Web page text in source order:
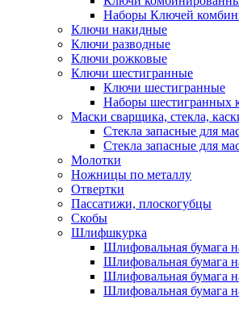
Наборы Ключей
Ключи накидные
Ключи разводные
Ключи рожковые
Ключи шестигранные
Ключи шестигранные
Наборы шестигранных
Маски сварщика, стекла,
Стекла запасные для
Стекла запасные для
Молотки
Ножницы по металлу
Отвертки
Пассатижи, плоскогубцы
Скобы
Шлифшкурка
Шлифовальная бумага
Шлифовальная бумага
Шлифовальная бумага
Шлифовальная бумага